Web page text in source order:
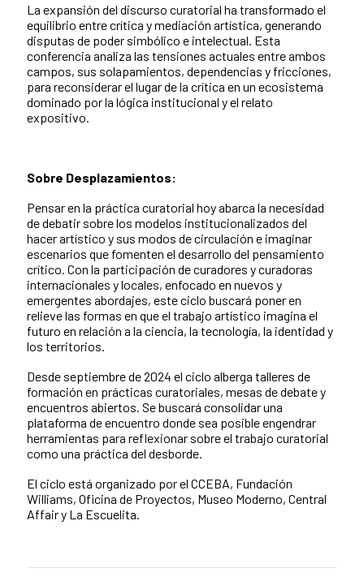
La expansión del discurso curatorial ha transformado el
equilibrio entre crítica y mediación artística, generando
disputas de poder simbólico e intelectual. Esta
conferencia analiza las tensiones actuales entre ambos
campos, sus solapamientos, dependencias y fricciones,
para reconsiderar el lugar de la crítica en un ecosistema
dominado por la lógica institucional y el relato
expositivo.
Sobre Desplazamientos:
Pensar en la práctica curatorial hoy abarca la necesidad
de debatir sobre los modelos institucionalizados del
hacer artístico y sus modos de circulación e imaginar
escenarios que fomenten el desarrollo del pensamiento
crítico. Con la participación de curadores y curadoras
internacionales y locales, enfocado en nuevos y
emergentes abordajes, este ciclo buscará poner en
relieve las formas en que el trabajo artístico imagina el
futuro en relación a la ciencia, la tecnología, la identidad y
los territorios.
Desde septiembre de 2024 el ciclo alberga talleres de
formación en prácticas curatoriales, mesas de debate y
encuentros abiertos. Se buscará consolidar una
plataforma de encuentro donde sea posible engendrar
herramientas para reflexionar sobre el trabajo curatorial
como una práctica del desborde.
El ciclo está organizado por el CCEBA, Fundación
Williams, Oficina de Proyectos, Museo Moderno, Central
Affair y La Escuelita.